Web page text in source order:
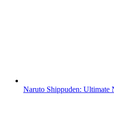
Naruto Shippuden: Ultimate